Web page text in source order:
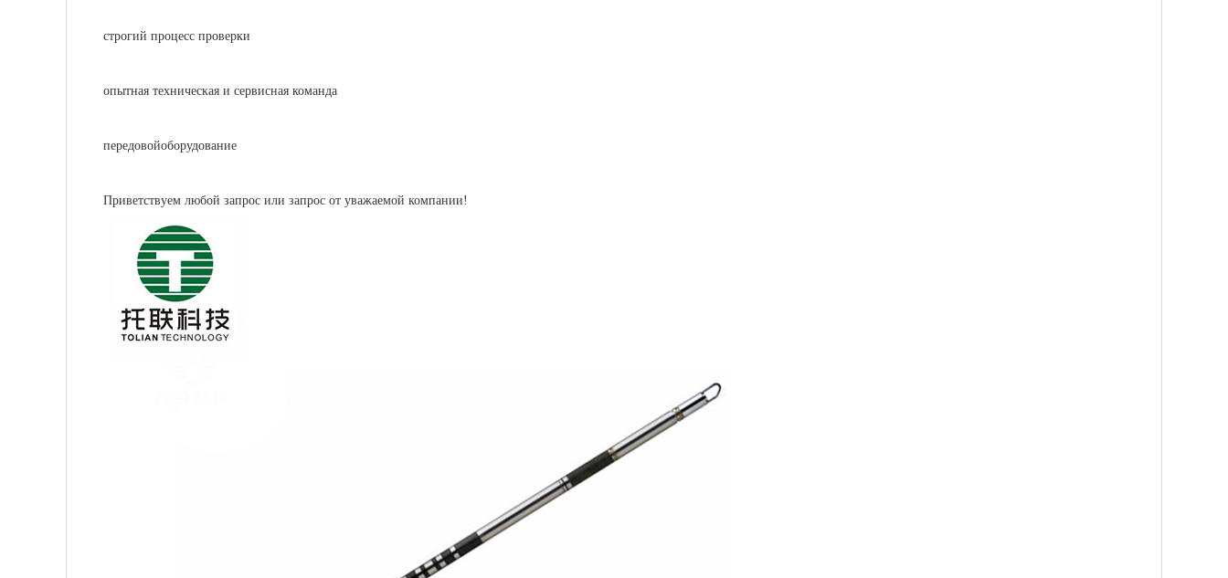
строгий процесс проверки
опытная техническая и сервисная команда
передовойоборудование
Приветствуем любой запрос или запрос от уважаемой компании!